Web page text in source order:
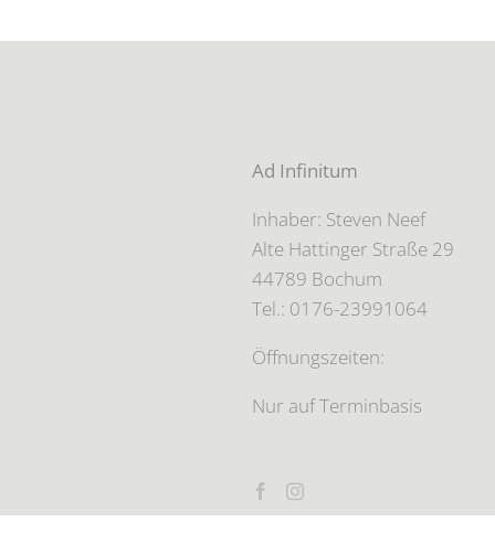
Ad Infinitum
Inhaber: Steven Neef
Alte Hattinger Straße 29
44789 Bochum
Tel.: 0176-23991064
Öffnungszeiten:
Nur auf Terminbasis